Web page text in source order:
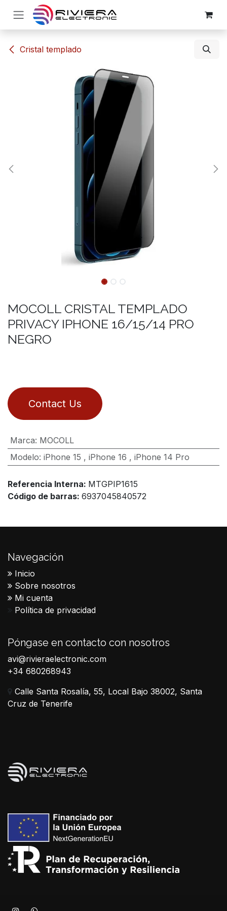
Ir al contenido
​​Cristal templado
MOCOLL CRISTAL TEMPLADO
PRIVACY IPHONE 16/15/14 PRO
NEGRO
Contact Us
Marca: MOCOLL
Modelo: iPhone 15 , iPhone 16 , iPhone 14 Pro
Referencia Interna: MTGPIP1615
Código de barras: 6937045840572
Navegación
Inicio
Sobre nosotros
Mi cuenta
Política de privacidad
Póngase en contacto con nosotros
avi@rivieraelectronic.com
+34 680268943
Calle Santa Rosalía, 55, Local Bajo 38002, Santa
Cruz de Tenerife